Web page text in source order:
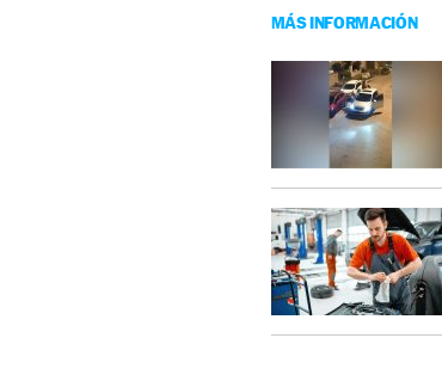
MÁS INFORMACIÓN